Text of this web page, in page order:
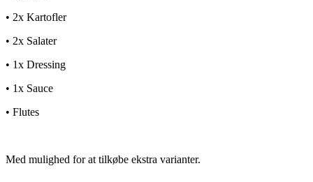
• 2x Kartofler
• 2x Salater
• 1x Dressing
• 1x Sauce
• Flutes
Med mulighed for at tilkøbe ekstra varianter.